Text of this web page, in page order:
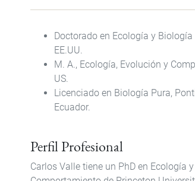
Doctorado en Ecología y
EE.UU.
M. A., Ecología, Evolución y
US.
Licenciado en Biología Pura,
Ecuador.
Perfil Profesional
Carlos Valle tiene un PhD en Ecología